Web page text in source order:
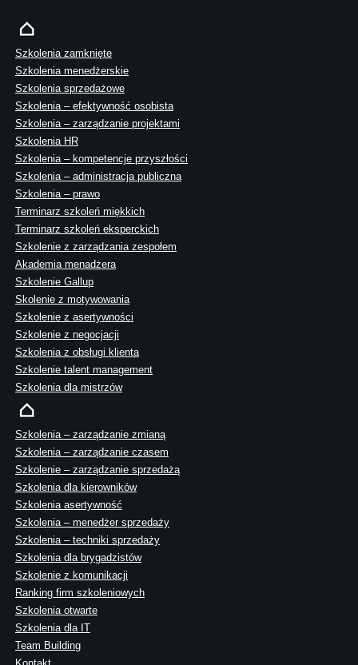
Szkolenia zamknięte
Szkolenia menedżerskie
Szkolenia sprzedażowe
Szkolenia – efektywność osobista
Szkolenia – zarządzanie projektami
Szkolenia HR
Szkolenia – kompetencje przyszłości
Szkolenia – administracja publiczna
Szkolenia – prawo
Terminarz szkoleń miękkich
Terminarz szkoleń eksperckich
Szkolenie z zarządzania zespołem
Akademia menadżera
Szkolenie Gallup
Skolenie z motywowania
Szkolenie z asertywności
Szkolenie z negocjacji
Szkolenia z obsługi klienta
Szkolenie talent management
Szkolenia dla mistrzów
Szkolenia – zarządzanie zmianą
Szkolenia – zarządzanie czasem
Szkolenie – zarządzanie sprzedażą
Szkolenia dla kierowników
Szkolenia asertywność
Szkolenia – menedżer sprzedaży
Szkolenia – techniki sprzedaży
Szkolenia dla brygadzistów
Szkolenie z komunikacji
Ranking firm szkoleniowych
Szkolenia otwarte
Szkolenia dla IT
Team Building